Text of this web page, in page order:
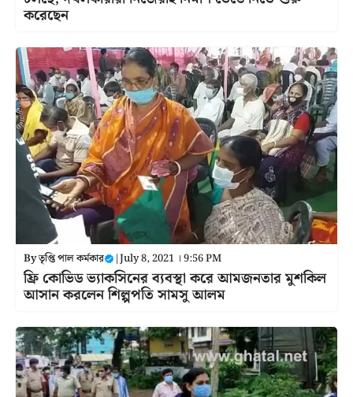
করেছেন
Byতৃপ্তি পাল কর্মকার |July 8, 2021 । 9:56 PM
ফ্রি কোভিড ভ্যাকসিনের ব্যবস্থা করে আমজনতার মুশকিল
আসান করলেন শিল্পপতি সামসু আলম